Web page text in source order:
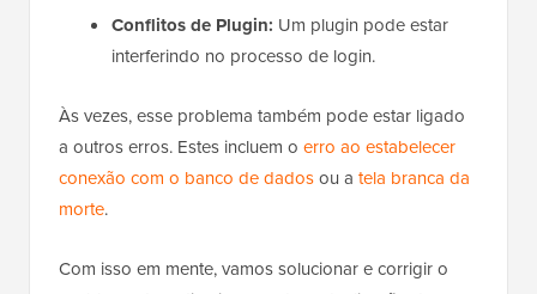
Conflitos de Plugin: Um plugin pode estar
interferindo no processo de login.
Às vezes, esse problema também pode estar ligado
a outros erros. Estes incluem o erro ao estabelecer
conexão com o banco de dadosou a tela branca da
morte.
Com isso em mente, vamos solucionar e corrigir o